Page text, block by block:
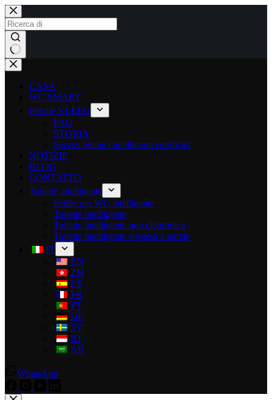
CASA
WC SMART
Perché VLEEO
FAQ
STORIA
Servizi igienici intelligenti certificati
NOTIZIE
BLOG
CONTATTO
Toilette intelligente
Sedile per WC intelligente
Toilette intelligente
Toilette intelligente non elettronica
Toilette intelligente sospesa a parete
IT
EN
ZH
ES
FR
PT
DE
SV
ID
AR
WhatsApp